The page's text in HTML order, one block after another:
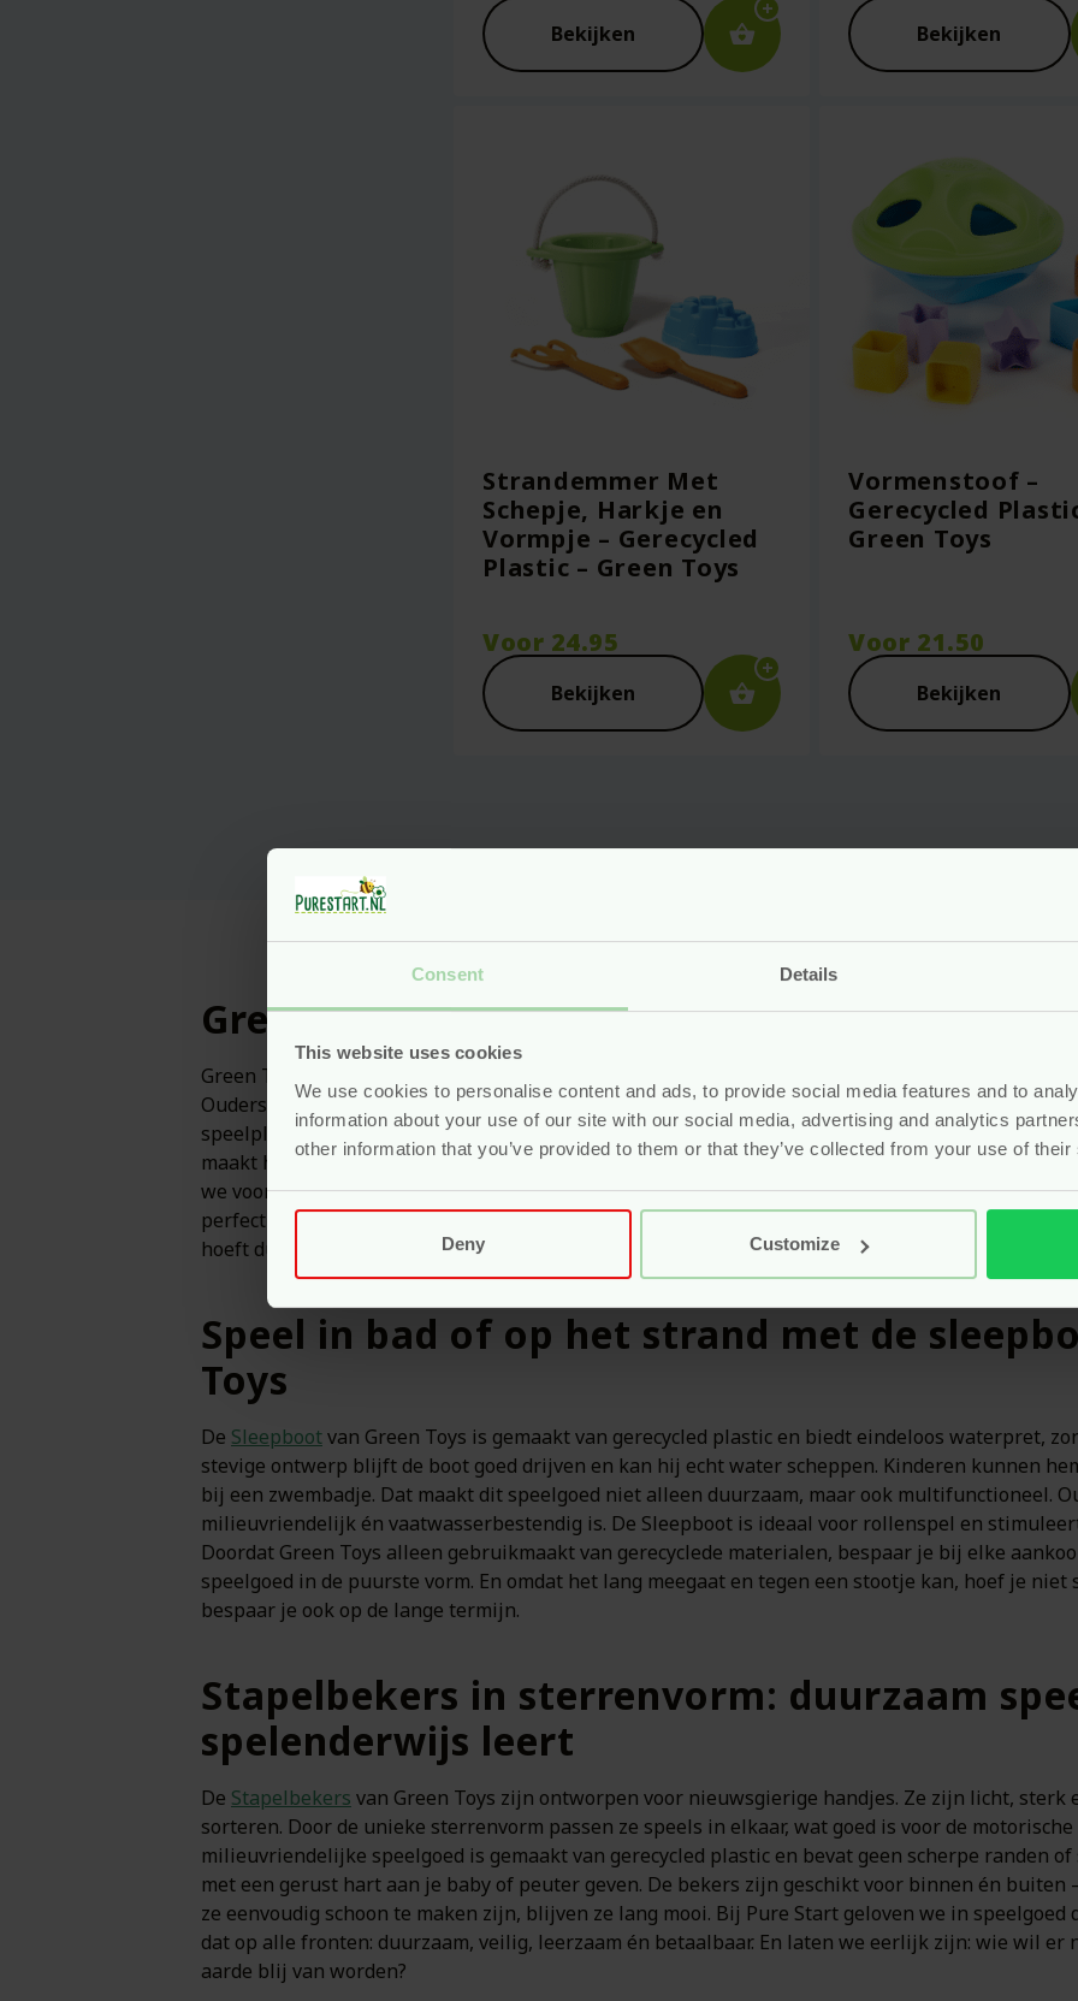
Consent Details
This website uses cookies
We use cookies to personalise content and ads, to provide social media features and to
information about your use of our site with our social media, advertising and analytics
other information that you’ve provided to them or that they’ve collected from your use of
Deny Customize
Bekijken Bekijken
Strandemmer Met
Schepje, Harkje en
Vormpje – Gerecycled
Plastic – Green Toys
Voor 24.95
Bekijken
Vormenstoof –
Gerecycled
Green Toys
Voor 21.50
Bekijken
Green Toys: duurzaam speelgoed dat echt
Green Toys laat zien dat duurzaam speelgoed niet alleen beter is voor de wereld, maar ook
Ouders die bewust kiezen voor eco speelgoed vinden bij dit merk alles wat ze zoeken: veilige
speelplezier. Het speelgoed wordt gemaakt van gerecycled plastic – vooral oude melkflessen –
maakt het ideaal voor baby’s en peuters. Bovendien wordt het lokaal geproduceerd met oog
we voor merken die onze wereld een stukje mooier maken, zonder dat je daar meer voor hoeft
perfect bij. Je kind speelt, leert en ontdekt, terwijl jij met een gerust hart kunt toekijken. Dat is
hoeft dus écht niet duur te zijn.
Speel in bad of op het strand met de
Toys
De Sleepbootvan Green Toys is gemaakt van gerecycled plastic en biedt eindeloos waterpret,
stevige ontwerp blijft de boot goed drijven en kan hij echt water scheppen. Kinderen kunnen
bij een zwembadje. Dat maakt dit speelgoed niet alleen duurzaam, maar ook multifunctioneel.
milieuvriendelijk én vaatwasserbestendig is. De Sleepboot is ideaal voor rollenspel en
Doordat Green Toys alleen gebruikmaakt van gerecyclede materialen, bespaar je bij elke
speelgoed in de puurste vorm. En omdat het lang meegaat en tegen een stootje kan, hoef je niet
bespaar je ook op de lange termijn.
Stapelbekers in sterrenvorm: duurzaam
spelenderwijs leert
De Stapelbekers van Green Toys zijn ontworpen voor nieuwsgierige handjes. Ze zijn licht, sterk
sorteren. Door de unieke sterrenvorm passen ze speels in elkaar, wat goed is voor de
milieuvriendelijke speelgoed is gemaakt van gerecycled plastic en bevat geen scherpe randen
met een gerust hart aan je baby of peuter geven. De bekers zijn geschikt voor binnen én
ze eenvoudig schoon te maken zijn, blijven ze lang mooi. Bij Pure Start geloven we in speelgoed
dat op alle fronten: duurzaam, veilig, leerzaam én betaalbaar. En laten we eerlijk zijn: wie wil er
aarde blij van worden?